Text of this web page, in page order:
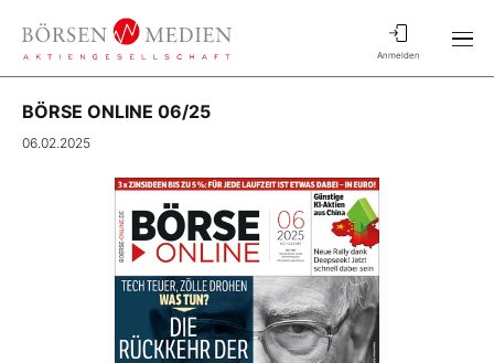
Anmelden
BÖRSE ONLINE 06/25
06.02.2025